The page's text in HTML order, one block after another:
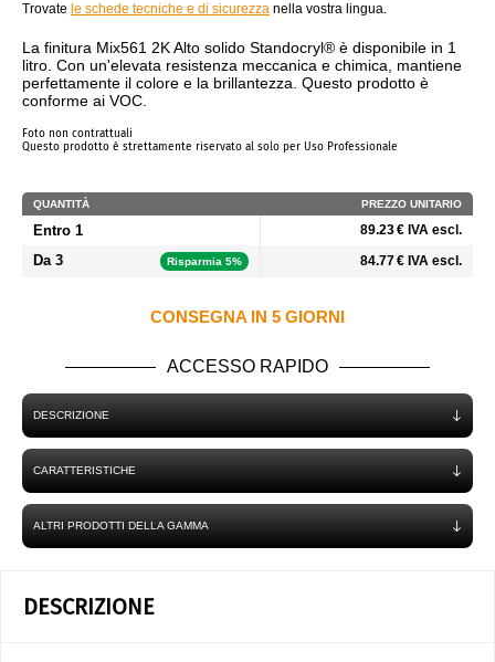
Trovate le schede tecniche e di sicurezza nella vostra lingua.
La finitura Mix561 2K Alto solido Standocryl® è disponibile in 1
litro. Con un'elevata resistenza meccanica e chimica, mantiene
perfettamente il colore e la brillantezza. Questo prodotto è
conforme ai VOC.
Foto non contrattuali
Questo prodotto è strettamente riservato al solo per Uso Professionale
QUANTITÀ PREZZO UNITARIO
Entro 1 89.23 € IVA escl.
Da 3 Risparmia 5% 84.77 € IVA escl.
CONSEGNA IN 5 GIORNI
ACCESSO RAPIDO
DESCRIZIONE
CARATTERISTICHE
ALTRI PRODOTTI DELLA GAMMA
DESCRIZIONE